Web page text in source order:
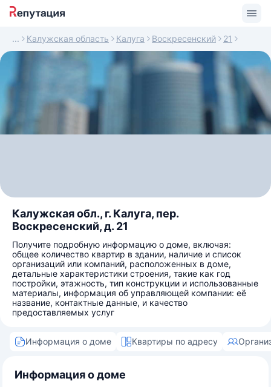
Калужская область Калуга Воскресенский 21
Калужская обл., г. Калуга, пер.
Воскресенский, д. 21
Получите подробную информацию о доме, включая:
общее количество квартир в здании, наличие и список
организаций или компаний, расположенных в доме,
детальные характеристики строения, такие как год
постройки, этажность, тип конструкции и использованные
материалы, информация об управляющей компании: её
название, контактные данные, и качество
предоставляемых услуг
Информация о доме Квартиры по адресу
Информация о доме